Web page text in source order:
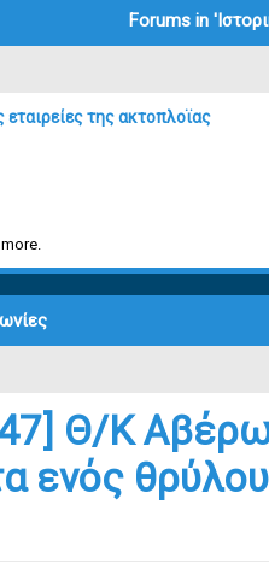
Forums in
της ακτοπλοϊας
Θ/Κ
ενός θρύλου
in Average
45